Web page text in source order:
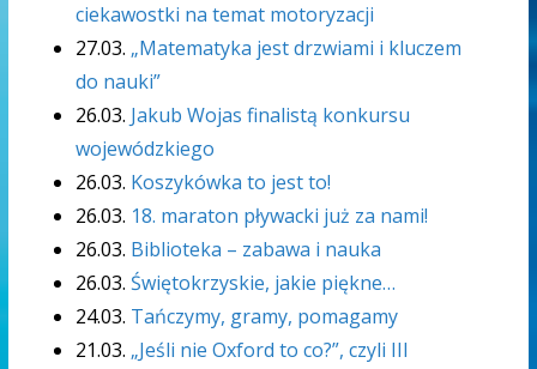
ciekawostki na temat motoryzacji
27.03. „Matematyka jest drzwiami i kluczem
do nauki”
26.03. Jakub Wojas finalistą konkursu
wojewódzkiego
26.03. Koszykówka to jest to!
26.03. 18. maraton pływacki już za nami!
26.03. Biblioteka – zabawa i nauka
26.03. Świętokrzyskie, jakie piękne…
24.03. Tańczymy, gramy, pomagamy
21.03. „Jeśli nie Oxford to co?”, czyli III